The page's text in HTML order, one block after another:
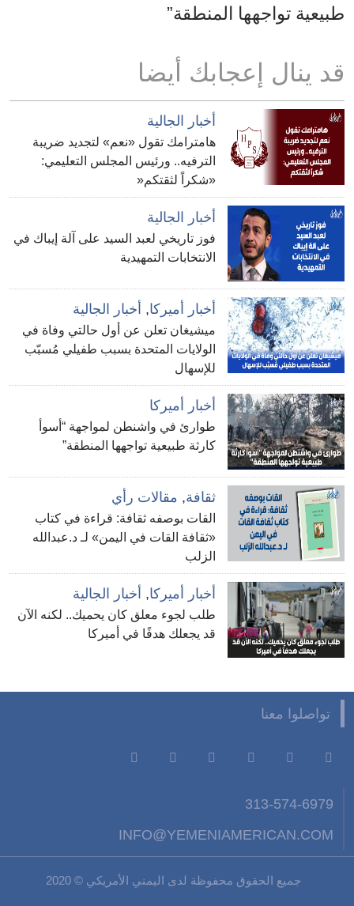
طبيعية تواجهها المنطقة”
قد ينال إعجابك أيضا
أخبار الجالية
هامترامك تقول «نعم» لتجديد ضريبة
الترفيه.. ورئيس المجلس التعليمي:
«شكراً لثقتكم«
أخبار الجالية
فوز تاريخي لعبد السيد على آلة إيباك في
الانتخابات التمهيدية
أخبار أميركا, أخبار الجالية
ميشيغان تعلن عن أول حالتي وفاة في
الولايات المتحدة بسبب طفيلي مُسبّب
للإسهال
أخبار أميركا
طوارئ في واشنطن لمواجهة “أسوأ
كارثة طبيعية تواجهها المنطقة”
ثقافة, مقالات رأي
القات بوصفه ثقافة: قراءة في كتاب
«ثقافة القات في اليمن» لـ د.عبدالله
الزلب
أخبار أميركا, أخبار الجالية
طلب لجوء معلق كان يحميك.. لكنه الآن
قد يجعلك هدفًا في أميركا
تواصلوا معنا
313-574-6979
INFO@YEMENIAMERICAN.COM
جميع الحقوق محفوظة لدى اليمني الأمريكي © 2020